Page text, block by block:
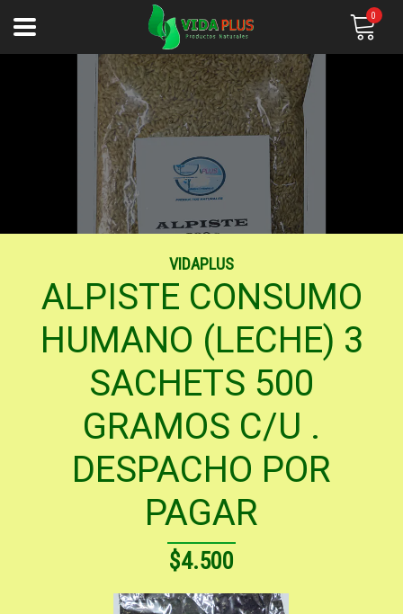
0
VIDAPLUS
ALPISTE CONSUMO
HUMANO (LECHE) 3
SACHETS 500
GRAMOS C/U .
DESPACHO POR
PAGAR
$4.500